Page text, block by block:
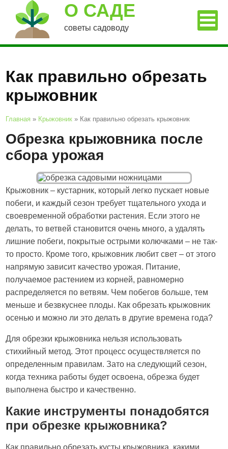
О САДЕ
советы садоводу
Как правильно обрезать
крыжовник
Главная » Крыжовник » Как правильно обрезать крыжовник
Обрезка крыжовника после
сбора урожая
Крыжовник – кустарник, который легко пускает новые
побеги, и каждый сезон требует тщательного ухода и
своевременной обработки растения. Если этого не
делать, то ветвей становится очень много, а удалять
лишние побеги, покрытые острыми колючками – не так-
то просто. Кроме того, крыжовник любит свет – от этого
напрямую зависит качество урожая. Питание,
получаемое растением из корней, равномерно
распределяется по ветвям. Чем побегов больше, тем
меньше и безвкуснее плоды. Как обрезать крыжовник
осенью и можно ли это делать в другие времена года?
Для обрезки крыжовника нельзя использовать
стихийный метод. Этот процесс осуществляется по
определенным правилам. Зато на следующий сезон,
когда техника работы будет освоена, обрезка будет
выполнена быстро и качественно.
Какие инструменты понадобятся
при обрезке крыжовника?
Как правильно обрезать кусты крыжовника, какими